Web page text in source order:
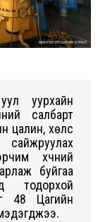
уурхайн
салбарт
цалин, хөлс
сайжруулах
хүчний
буйгаа
тодорхой
48 Цагийн